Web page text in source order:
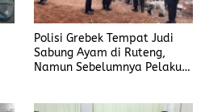
Polisi Grebek Tempat Judi
Sabung Ayam di Ruteng,
Namun Sebelumnya Pelaku